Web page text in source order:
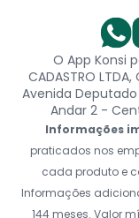
O App Konsi
CADASTRO
Avenida Deputado
Andar 2 -
Informações
praticados nos
cada produto e
Informações
144 meses. Valor